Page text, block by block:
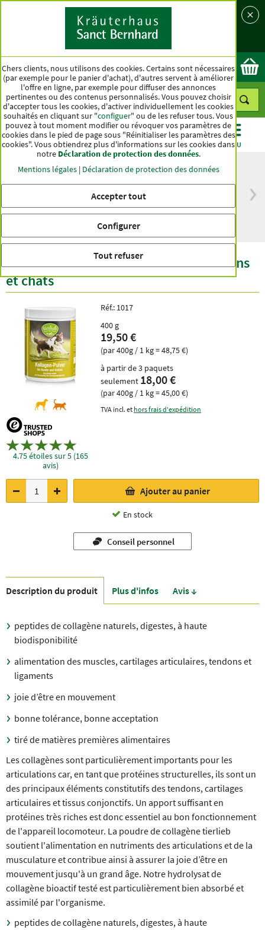
Pays
Ok
CATÉGORIES OFFRES BEST-SELLER MENU
Livraison gratuite
à partir de 50 €
pour l'Allemagne
gamme depuis
tierlieb Poudre de collagène pour chiens
et chats
4.75 étoiles sur 5 (165
avis)
Réf.: 1017
400 g
19,50 €
(par 400g / 1 kg = 48,75 €)
à partir de 3 paquets
seulement 18,00 €
(par 400g / 1 kg = 45,00 €)
TVA incl. et hors frais d'expédition
Ajouter au panier
En stock
Conseil personnel
Description du produit Plus d'infos Avis ↓
peptides de collagène naturels, digestes, à haute
biodisponibilité
alimentation des muscles, cartilages articulaires, tendons et
ligaments
joie d’être en mouvement
bonne tolérance, bonne acceptation
tiré de matières premières alimentaires
Les collagènes sont particulièrement importants pour les
articulations car, en tant que protéines structurelles, ils sont un
des principaux éléments constitutifs des tendons, cartilages
articulaires et tissus conjonctifs. Un apport suffisant en
protéines très riches est donc essentiel au bon fonctionnement
de l'appareil locomoteur. La poudre de collagène tierlieb
soutient l'alimentation en nutriments des articulations et de la
musculature et contribue ainsi à assurer la joie d’être en
mouvement jusqu'à un grand âge. Notre hydrolysat de
collagène bioactif testé est particulièrement bien absorbé et
assimilé par l'organisme.
peptides de collagène naturels, digestes, à haute
Chers clients, nous utilisons des cookies. Certains sont nécessaires
(par exemple pour le panier d'achat), d'autres servent à améliorer
l'offre en ligne, par exemple pour diffuser des annonces
pertinentes ou des contenus personnalisés. Vous pouvez choisir
d'accepter tous les cookies, d'activer individuellement les cookies
souhaités en cliquant sur "configuer" ou de les refuser tous. Vous
pouvez à tout moment modifier ou révoquer vos paramètres de
cookies dans le pied de page sous "Réinitialiser les paramètres des
cookies". Vous obtiendrez plus d'informations sur les cookies dans
notre Déclaration de protection des données.
Mentions légales| Déclaration de protection des données
Accepter tout
Configurer
Tout refuser